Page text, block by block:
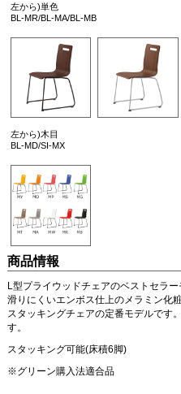
左から)単色
BL-MR/BL-MA/BL-MB
左から)木目
BL-MD/SI-MX
商品情報
L型プライウッドチェアのベストセラー
滑りにくいエンボス仕上のメラミン化
スタッキングチェアの定番モデルです
す。
スタッキング可能(床積6脚)
※グリーン購入法適合品